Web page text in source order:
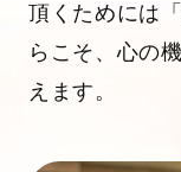
頂くためには
らこそ、心の
えます。